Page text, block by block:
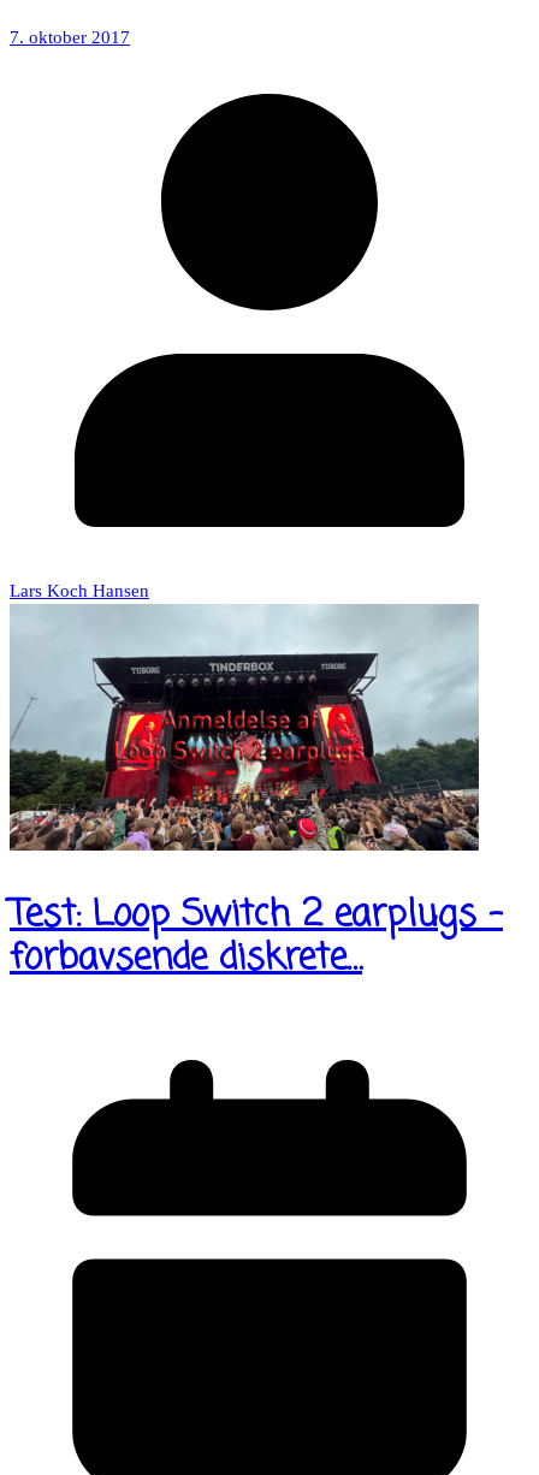
7. oktober 2017
Lars Koch Hansen
Test: Loop Switch 2 earplugs –
forbavsende diskrete…